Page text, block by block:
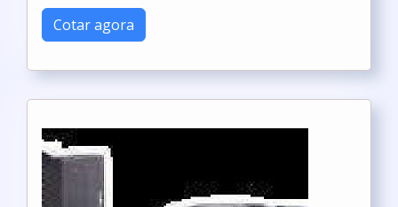
Cotar agora